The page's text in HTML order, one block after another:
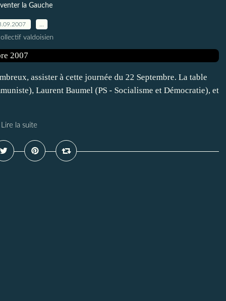
la Gauche
valdoisien
assister à cette journée du 22 Septembre. La table
Laurent Baumel (PS - Socialisme et Démocratie), et
Lire la suite